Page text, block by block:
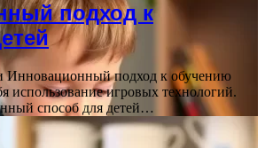
подход к
Инновационный подход к обучению
использование игровых технологий.
способ для детей…